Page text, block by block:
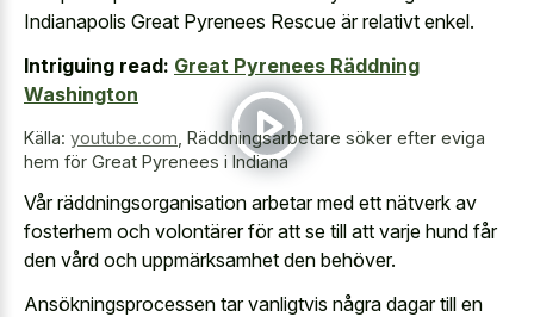
Indianapolis Great Pyrenees Rescue är relativt enkel.
Intriguing read: Great Pyrenees Räddning
Washington
Källa: youtube.com Räddningsarbetare söker efter eviga
hem för Great Pyrenees i Indiana
Vår räddningsorganisation arbetar med ett nätverk av
fosterhem och volontärer för att se till att varje hund får
den vård och uppmärksamhet den behöver.
Ansökningsprocessen tar vanligtvis några dagar till en